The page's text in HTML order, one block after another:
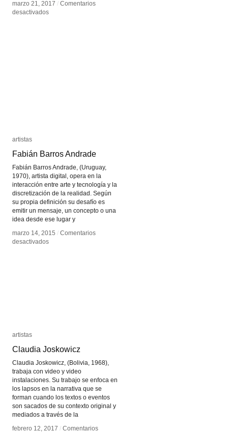
marzo 21, 2017 / Comentarios
desactivadosen
marzo 21, 2017 / Comentarios
desactivadosen
artistas
Fabián Barros Andrade
Fabián Barros Andrade, (Uruguay,
1970), artista digital, opera en la
interacción entre arte y tecnología y la
discretización de la realidad. Según
su propia definición su desafío es
emitir un mensaje, un concepto o una
idea desde ese lugar y
marzo 14, 2015 / Comentarios
desactivadosen
artistas
Fabián Barros Andrade
marzo 14, 2015 / Comentarios
desactivadosen
artistas
Claudia Joskowicz
Claudia Joskowicz, (Bolivia, 1968),
trabaja con video y video
instalaciones. Su trabajo se enfoca en
los lapsos en la narrativa que se
forman cuando los textos o eventos
son sacados de su contexto original y
mediados a través de la
febrero 12, 2017 / Comentarios
artistas
Claudia Joskowicz
febrero 12, 2017 / Comentarios